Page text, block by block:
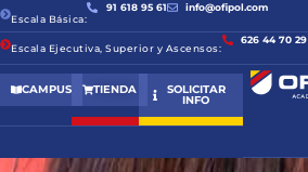
Escala Básica:
91 618 95 61 info@ofipol.com
Escala Ejecutiva, Superior y Ascensos:
626 44 70 29
CAMPUS TIENDA SOLICITAR
INFO